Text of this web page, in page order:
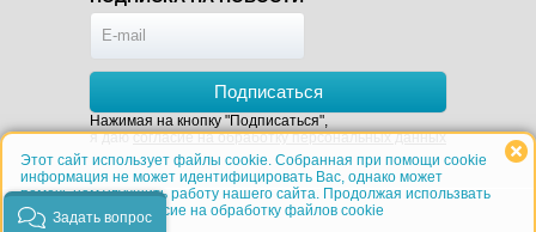
Подписаться
Нажимая на кнопку "Подписаться",
я даюсогласие на обработку персональных данных
Этот сайт использует файлы cookie. Собранная при помощи cookie
информация не может идентифицировать Вас, однако может
помочь нам улучшить работу нашего сайта. Продолжая использвать
сайт, Вы даёте согласие на обработку файлов cookie
Задать вопрос